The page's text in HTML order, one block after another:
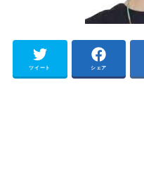
ツイート シェア